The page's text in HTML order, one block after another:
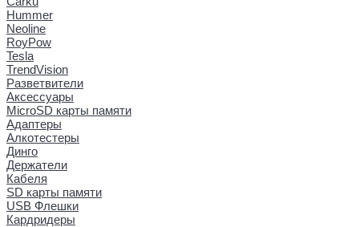
Hummer
Neoline
RoyPow
Tesla
TrendVision
Разветвители
Аксессуары
MicroSD карты памяти
Адаптеры
Алкотестеры
Динго
Держатели
Кабеля
SD карты памяти
USB Флешки
Кардридеры